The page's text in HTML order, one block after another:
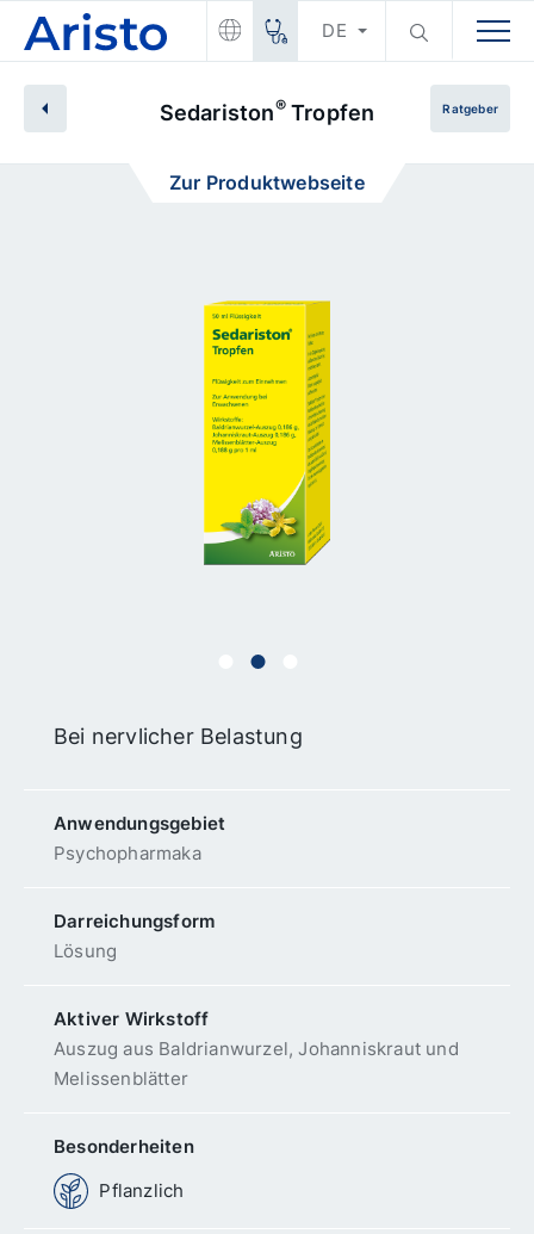
DE
Sedariston®Tropfen Ratgeber
Zur Produktwebseite
Bei nervlicher Belastung
Anwendungs­gebiet
Psychopharmaka
Darreichungsform
Lösung
Aktiver Wirkstoff
Auszug aus Baldrianwurzel, Johanniskraut und
Melissenblätter
Besonderheiten
Pflanzlich